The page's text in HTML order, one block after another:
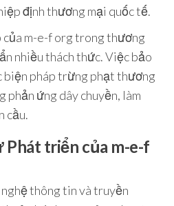
định thương mại quốc tế.
của m-e-f org trong thương
nhiều thách thức. Việc bảo
biện pháp trừng phạt thương
phản ứng dây chuyền, làm
cầu.
Phát triển của m-e-f
thông tin và truyền